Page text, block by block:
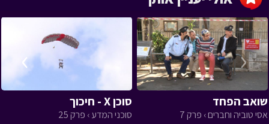
שואב הפחד
אסי טוביה וחברים › פרק 7
סוכן X - חיכוך
סוכני המדע › פרק 25
‹
›